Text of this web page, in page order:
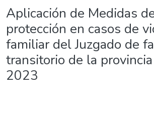
Aplicación de Medidas
protección en casos de
familiar del Juzgado de
transitorio de la provincia
2023